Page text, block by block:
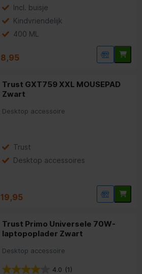
Incl. buisje
Kindvriendelijk
400 ML
8,95
Trust GXT759 XXL MOUSEPAD
Zwart
Desktop accessoire
Trust
Desktop accessoires
19,95
Trust Primo Universele 70W-
laptopoplader Zwart
Desktop accessoire
4.0 (1)